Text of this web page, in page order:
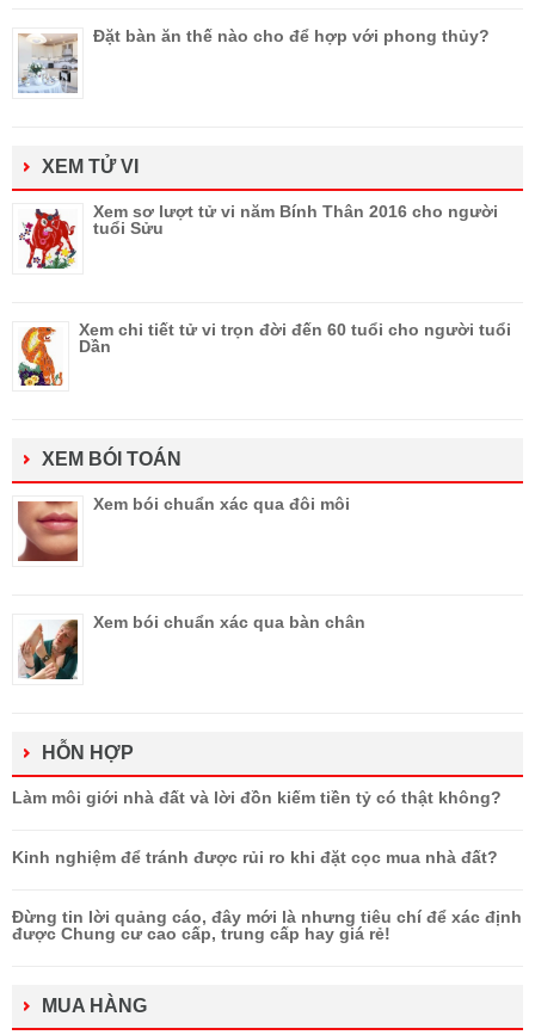
Đặt bàn ăn thế nào cho để hợp với phong thủy?
XEM TỬ VI
Xem sơ lượt tử vi năm Bính Thân 2016 cho người
tuổi Sửu
Xem chi tiết tử vi trọn đời đến 60 tuổi cho người tuổi
Dần
XEM BÓI TOÁN
Xem bói chuẩn xác qua đôi môi
Xem bói chuẩn xác qua bàn chân
HỖN HỢP
Làm môi giới nhà đất và lời đồn kiếm tiền tỷ có thật không?
Kinh nghiệm để tránh được rủi ro khi đặt cọc mua nhà đất?
Đừng tin lời quảng cáo, đây mới là nhưng tiêu chí để xác định
được Chung cư cao cấp, trung cấp hay giá rẻ!
MUA HÀNG